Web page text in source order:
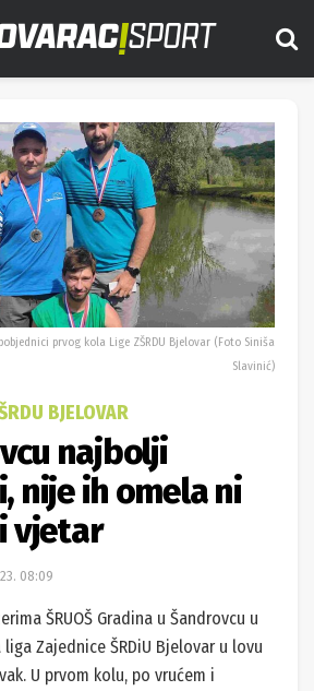
prvog kola Lige ZŠRDU Bjelovar (Foto Siniša
Slavinić)
BJELOVAR
najbolji
nije ih omela ni
vjetar
08:09
ŠRUOŠ Gradina u Šandrovcu u
Zajednice ŠRDiU Bjelovar u lovu
U prvom kolu, po vrućem i